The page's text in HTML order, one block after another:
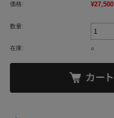
価格: ¥27,500
数量:
在庫: ○